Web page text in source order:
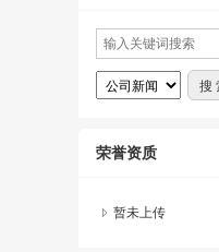
荣誉资质
暂未上传